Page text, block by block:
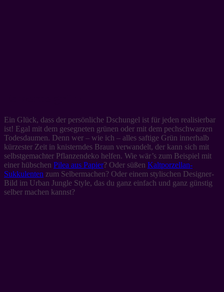
Ein Glück, dass der persönliche Dschungel ist für jeden realisierbar
ist! Egal mit dem gesegneten grünen oder mit dem pechschwarzen
Todesdaumen. Denn wer – wie ich – alles saftige Grün innerhalb
kürzester Zeit in knisterndes Braun verwandelt, der kann sich mit
selbstgemachter Pflanzendeko helfen. Wie wär’s zum Beispiel mit
einer hübschen Pilea aus Papier? Oder süßen Kaltporzellan-
Sukkulenten zum Selbermachen? Oder einem stylischen Designer-
Bild im Urban Jungle Style, das du ganz einfach und ganz günstig
selber machen kannst?